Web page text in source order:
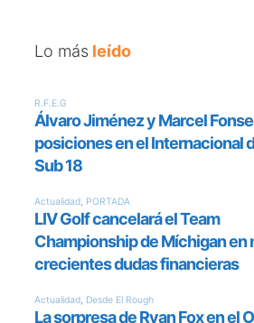
Lo más leído